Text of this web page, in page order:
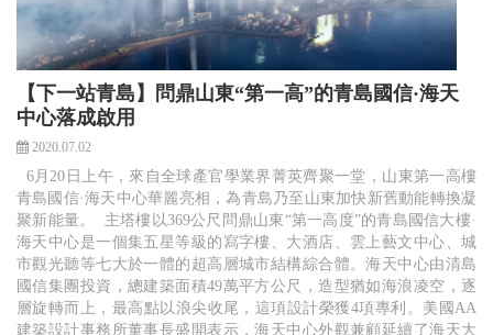
【下一站青島】問鼎山東“第一高”的青島國信·海天
中心落成啟用
2020.07.02
6月20日上午，來自全球產官學業界菁英齊聚一堂，山東第一高樓
青島國信·海天中心華麗亮相，為青島乃至山東加快新舊動能轉換凝
聚新能量。 主塔樓以369公尺問鼎山東“第一高度”的青島國信大樓·
海天中心是一個集五星等級的寫字樓、大酒店、雲上藝文中心、城
市觀光聽等七大於一體的超高層城市結構綜合體。海天中心由清島
國信集團投資，總建築面積49萬平方公尺，造型猶如海浪凌空，逐
層旋轉而上，最高點以浪尖收尾，這項設計榮獲4項專利。美國AA
建築設計事務所董事長盛開表示，海天中心外觀兼顧延續了海天大